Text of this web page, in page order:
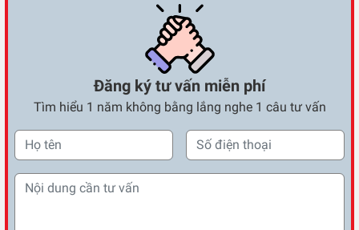
Đăng ký tư vấn miễn phí
Tìm hiểu 1 năm không bằng lắng nghe 1 câu tư vấn